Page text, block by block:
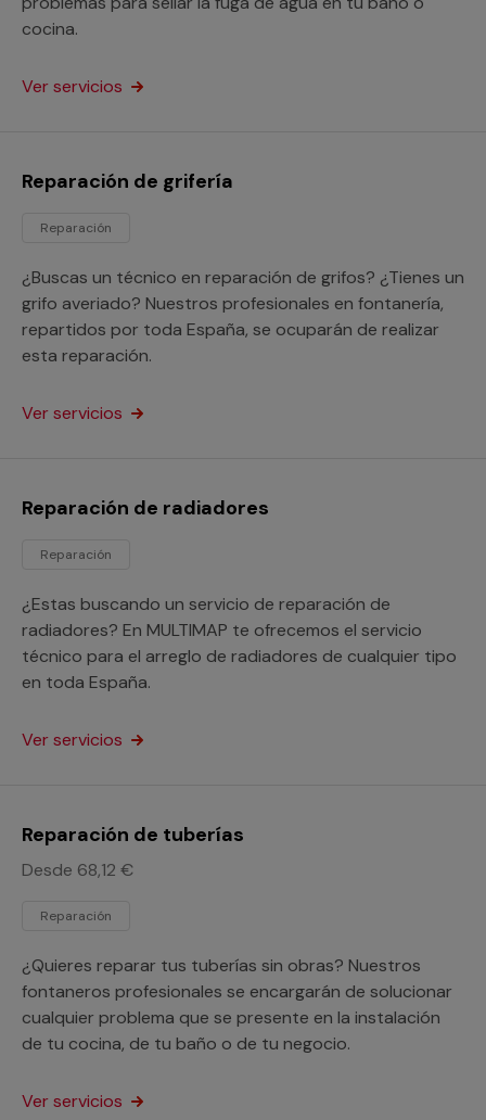
cocina.
Ver servicios
Reparación de grifería
Reparación
¿Buscas un técnico en reparación de grifos? ¿Tienes un
grifo averiado? Nuestros profesionales en fontanería,
repartidos por toda España, se ocuparán de realizar
esta reparación.
Ver servicios
Reparación de radiadores
Reparación
¿Estas buscando un servicio de reparación de
radiadores? En MULTIMAP te ofrecemos el servicio
técnico para el arreglo de radiadores de cualquier tipo
en toda España.
Ver servicios
Reparación de tuberías
Desde 68,12 €
Reparación
¿Quieres reparar tus tuberías sin obras? Nuestros
fontaneros profesionales se encargarán de solucionar
cualquier problema que se presente en la instalación
de tu cocina, de tu baño o de tu negocio.
Ver servicios